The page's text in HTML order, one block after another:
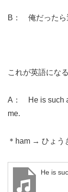
B： 俺だったら
これが英語になる
A： He is such
me.
＊ham → ひょ
He is